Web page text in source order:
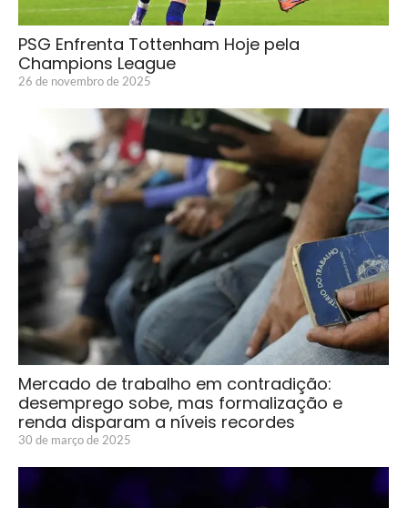
PSG Enfrenta Tottenham Hoje pela
Champions League
26 de novembro de 2025
Mercado de trabalho em contradição:
desemprego sobe, mas formalização e
renda disparam a níveis recordes
30 de março de 2025